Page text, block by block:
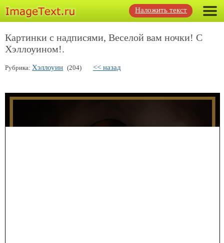
Наложить текст
Картинки с надписями, Веселой вам ночки! С
Хэллоуином!.
Рубрика: Хэллоуин (204) << назад